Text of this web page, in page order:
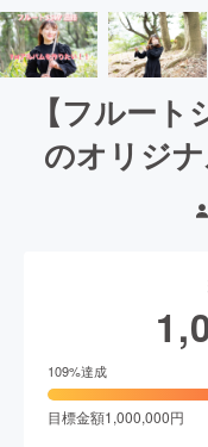
【フルー
のオリジ
109%達成
目標金額1,000,000円